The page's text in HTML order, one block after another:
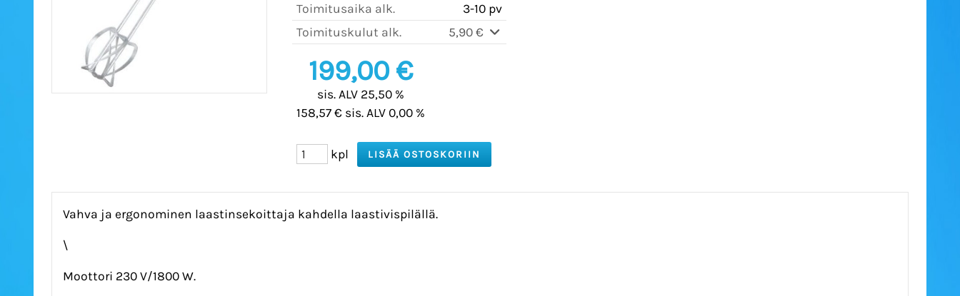
Toimitusaika alk.
3-10 pv
Toimituskulut alk.
5,90 €
199,00 €
sis. ALV 25,50 %
158,57 € sis. ALV 0,00 %
kpl
Vahva ja ergonominen laastinsekoittaja kahdella laastivispilällä.
\
Moottori 230 V/1800 W.